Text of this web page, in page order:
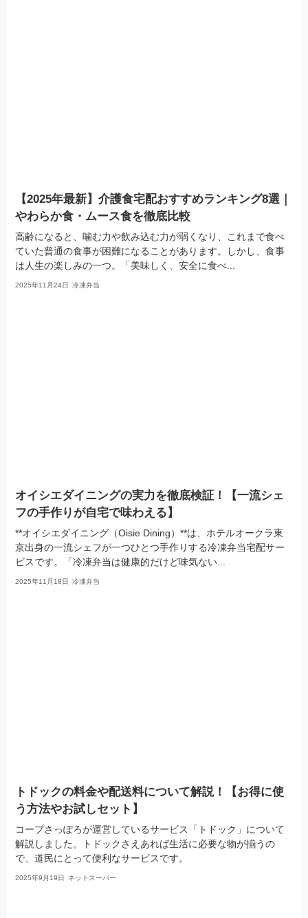
【2025年最新】介護食宅配おすすめランキング8選｜
やわらか食・ムース食を徹底比較
高齢になると、噛む力や飲み込む力が弱くなり、これまで食べ
ていた普通の食事が困難になることがあります。しかし、食事
は人生の楽しみの一つ。「美味しく、安全に食べ...
2025年11月24日 冷凍弁当
オイシエダイニングの実力を徹底検証！【一流シェ
フの手作りが自宅で味わえる】
**オイシエダイニング（Oisie Dining）**は、ホテルオークラ東
京出身の一流シェフが一つひとつ手作りする冷凍弁当宅配サー
ビスです。「冷凍弁当は健康的だけど味気ない...
2025年11月18日 冷凍弁当
トドックの料金や配送料について解説！【お得に使
う方法やお試しセット】
コープさっぽろが運営しているサービス「トドック」について
解説しました。トドックさえあれば生活に必要な物が揃うの
で、道民にとって便利なサービスです。
2025年9月19日 ネットスーパー